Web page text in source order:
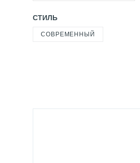
СТИЛЬ
СОВРЕМЕННЫЙ